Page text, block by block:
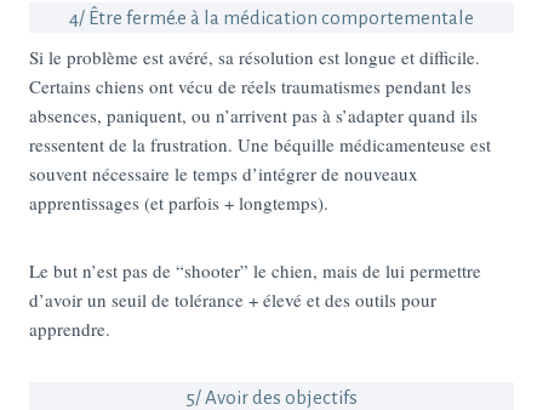
4/ Être fermé.e à la médication comportementale
Si le problème est avéré, sa résolution est longue et difficile.
Certains chiens ont vécu de réels traumatismes pendant les
absences, paniquent, ou n’arrivent pas à s’adapter quand ils
ressentent de la frustration. Une béquille médicamenteuse est
souvent nécessaire le temps d’intégrer de nouveaux
apprentissages (et parfois + longtemps).
Le but n’est pas de “shooter” le chien, mais de lui permettre
d’avoir un seuil de tolérance + élevé et des outils pour
apprendre.
5/ Avoir des objectifs